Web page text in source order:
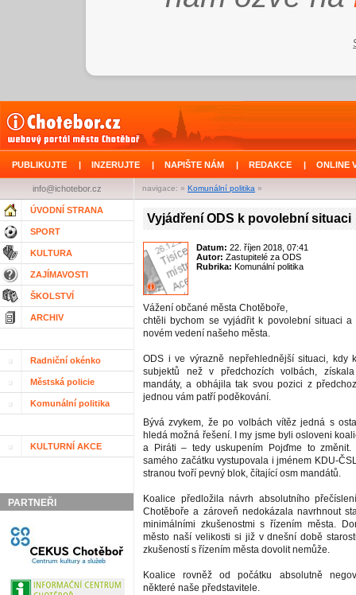
PUBLIKUJTE | INZERUJTE | NAPIŠTE NÁM | REDAKCE | ONLINE
navigace: » Komunální politika »
info@ichotebor.cz
ÚVODNÍ STRANA
SPORT
KULTURA
ZAJÍMAVOSTI
ŠKOLSTVÍ
ARCHIV
Radniční okénko
Městská policie
Komunální politika
KULTURNÍ AKCE
PARTNEŘI
Vyjádření ODS k povolební situaci
Datum: 22. říjen 2018, 07:41
Autor: Zastupitelé za ODS
Rubrika: Komunální politika
Vážení občané města Chotěboře,
chtěli bychom se vyjádřit k povolební situaci
novém vedení našeho města.
ODS i ve výrazně nepřehlednější situaci, kdy
subjektů než v předchozích volbách,
mandáty, a obhájila tak svou pozici z
jednou vám patří poděkování.
Bývá zvykem, že po volbách vítěz jedná s
hledá možná řešení. I my jsme byli osloveni
a Piráti – tedy uskupením Pojďme to změnit.
samého začátku vystupovala i jménem KDU-
stranou tvoří pevný blok, čítající osm mandátů.
Koalice předložila návrh absolutního
Chotěboře a zároveň nedokázala navrhnout
minimálními zkušenostmi s řízením města.
město naší velikosti si již v dnešní době
zkušeností s řízením města dovolit nemůže.
Koalice rovněž od počátku absolutně
některé naše představitele.